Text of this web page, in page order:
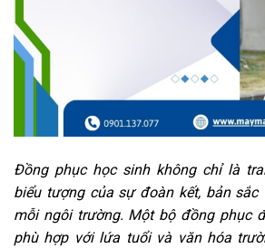
Đồng phục học sinh không chỉ là
biểu tượng của sự đoàn kết, bản
mỗi ngôi trường. Một bộ đồng phục
phù hợp với lứa tuổi và văn hóa